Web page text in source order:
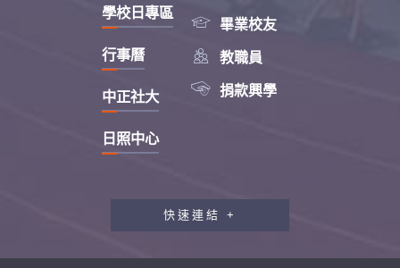
 畢業校友
 教職員
 捐款興學
學校日專區
行事曆
中正社大
日照中心
快速連結 +
教職員工研習專區